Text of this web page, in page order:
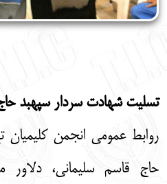
تسلیت شهادت سردار سپهبد
روابط عمومی انجمن کلیمیان
حاج قاسم سلیمانی، دلاور